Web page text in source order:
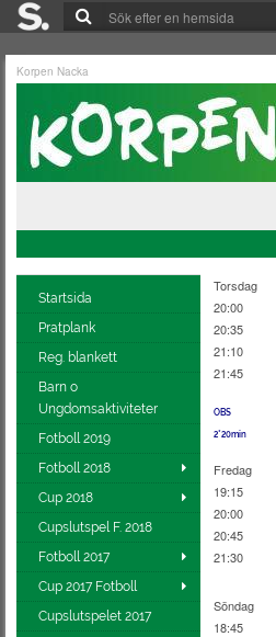
Korpen Nacka
Startsida
Pratplank
Reg. blankett
Barn o
Ungdomsaktiviteter
Fotboll 2019
Fotboll 2018
Cup 2018
Cupslutspel F. 2018
Fotboll 2017
Cup 2017 Fotboll
Cupslutspelet 2017
Torsdag
20:00
20:35
21:10
21:45
OBS
2*20min
Fredag
19:15
20:00
20:45
21:30
Söndag
18:45